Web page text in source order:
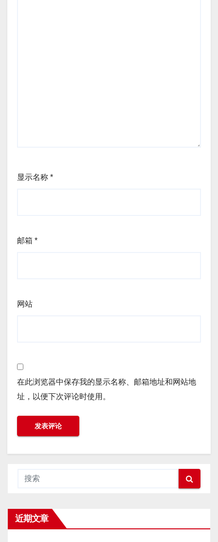
显示名称 *
邮箱 *
网站
在此浏览器中保存我的显示名称、邮箱地址和网站地
址，以便下次评论时使用。
近期文章